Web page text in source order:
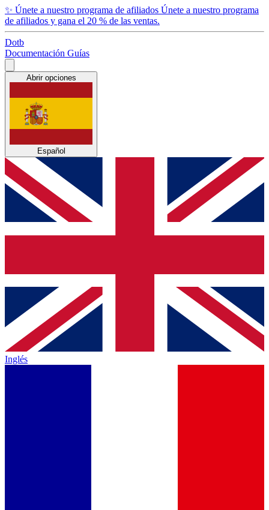
✨ Únete a nuestro programa de afiliados Únete a nuestro programa
de afiliados y gana el 20 % de las ventas.
Dotb
Documentación Guías
Abrir opciones
Español
Inglés